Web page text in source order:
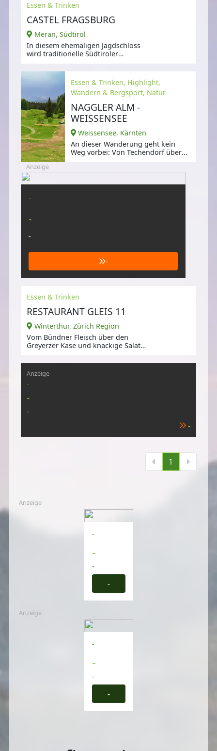
Essen & Trinken
CASTEL FRAGSBURG
Meran, Südtirol
In diesem ehemaligen Jagdschloss
wird traditionelle Südtiroler
Essen & Trinken, Highlight,
Wandern & Bergsport, Natur
NAGGLER ALM -
WEISSENSEE
Weissensee, Kärnten
An dieser Wanderung geht kein
Weg vorbei: Von Techendorf über
Anzeige
-
-
-
-
Essen & Trinken
RESTAURANT GLEIS 11
Winterthur, Zürich Region
Vom Bündner Fleisch über den
Greyerzer Käse und knackige Salate
Anzeige
-
-
-
-
1
Anzeige
-
-
-
-
Anzeige
-
-
-
-